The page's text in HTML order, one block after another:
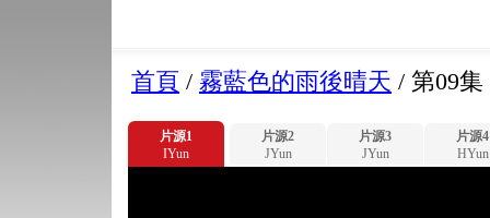
首頁 / 霧藍色的雨後晴天 / 第09集
片源1
IYun
片源2
JYun
片源3
JYun
片源4
HYun